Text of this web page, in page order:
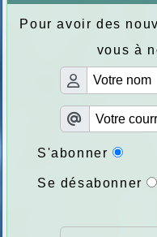
Pour avoir des
vous à
S'abonner
Se désabonner